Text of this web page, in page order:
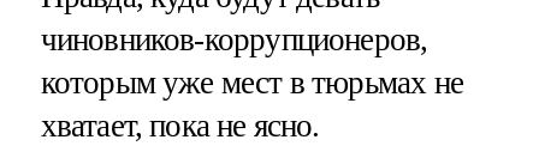
чиновников-коррупционеров,
которым уже мест в тюрьмах не
хватает, пока не ясно.